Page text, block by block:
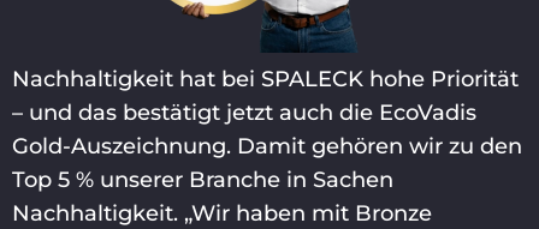
Nachhaltigkeit hat bei SPALECK hohe Priorität
– und das bestätigt jetzt auch die EcoVadis
Gold-Auszeichnung. Damit gehören wir zu den
Top 5 % unserer Branche in Sachen
Nachhaltigkeit. „Wir haben mit Bronze